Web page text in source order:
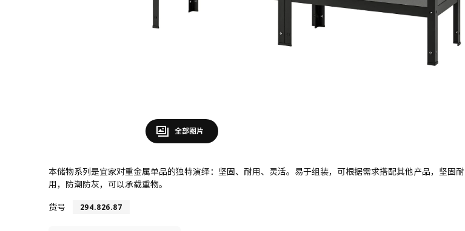
全部图片
本储物系列是宜家对重金属单品的独特演绎：坚固、耐用、灵活。易于组装，可根据需求搭配其他产品，坚固耐
用，防潮防灰，可以承载重物。
货号
294.826.87